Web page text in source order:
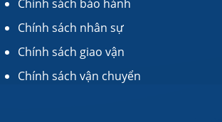
Chính sách bảo hành
Chính sách nhân sự
Chính sách giao vận
Chính sách vận chuyển